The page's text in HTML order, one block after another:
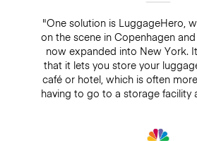
"One solution is LuggageHero,
on the scene in Copenhagen
now expanded into New York.
that it lets you store your
café or hotel, which is often
having to go to a storage facility